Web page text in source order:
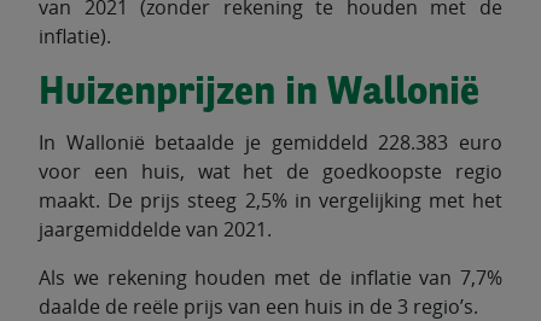
van 2021 (zonder rekening te houden met de
inflatie).
Huizenprijzen in Wallonië
In Wallonië betaalde je gemiddeld 228.383 euro
voor een huis, wat het de goedkoopste regio
maakt. De prijs steeg 2,5% in vergelijking met het
jaargemiddelde van 2021.
Als we rekening houden met de inflatie van 7,7%
daalde de reële prijs van een huis in de 3 regio’s.